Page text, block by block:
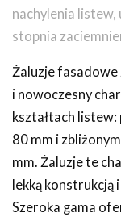
nachylenia
stopnia
Żaluzje fasadowe
i nowoczesny
kształtach
80 mm i
mm. Żaluzje te
lekką konstrukcją
Szeroka gama